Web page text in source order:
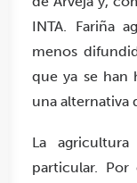
INTA. Fariña
menos
que ya se han
una alternativa
La
particular. Por